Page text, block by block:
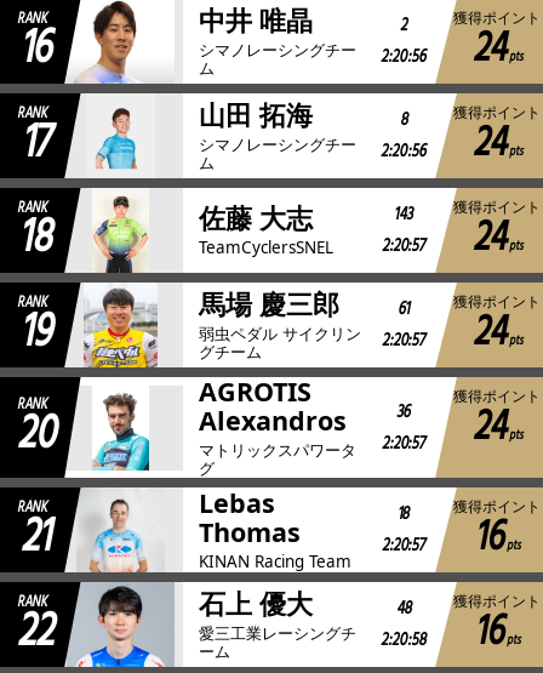
RANK
16 中井 唯晶
シマノレーシングチー
ム
2
2:20:56
獲得ポイント
24pts
RANK
17 山田 拓海
シマノレーシングチー
ム
8
2:20:56
獲得ポイント
24pts
RANK
18 佐藤 大志
TeamCyclersSNEL
143
2:20:57
獲得ポイント
24pts
RANK
19 馬場 慶三郎
弱虫ペダル サイクリン
グチーム
61
2:20:57
獲得ポイント
24pts
RANK
20
AGROTIS
Alexandros
マトリックスパワータ
グ
36
2:20:57
獲得ポイント
24pts
RANK
21
Lebas
Thomas
KINAN Racing Team
18
2:20:57
獲得ポイント
16pts
RANK
22 石上 優大
愛三工業レーシングチ
ーム
48
2:20:58
獲得ポイント
16pts